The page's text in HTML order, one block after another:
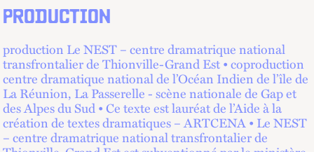
PRODUCTION
production Le NEST – centre dramatrique national
transfrontalier de Thionville-Grand Est • coproduction
centre dramatique national de l’Océan Indien de l’île de
La Réunion, La Passerelle - scène nationale de Gap et
des Alpes du Sud • Ce texte est lauréat de l’Aide à la
création de textes dramatiques – ARTCENA • Le NEST
– centre dramatrique national transfrontalier de